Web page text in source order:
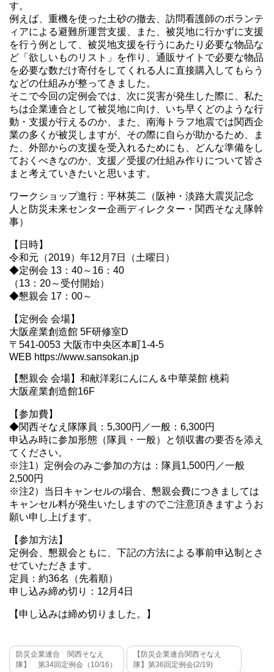
す。
例えば、重機を使った土砂の撤去、訪問看護師のボランテ
ィアによる避難所運営支援、また、被災地に行かずに支援
を行う例として、被災地支援を行うにあたり必要な物品な
ど「欲しいものリスト」を作り、通販サイトで必要な物品
を必要な数だけ寄付をしてくれる人に直接購入してもらう
などの仕組みが整ってきました。
そこで今回の定例会では、次に災害が発生した際に、私た
ちは企業連合として被災地に向け、いち早くどのような行
動・支援が行えるのか、また、南海トラフ地震では関西企
業の多くが被災しますが、その際に自らが助かるため、ま
た、外部からの支援を受入れるためにも、どんな準備をし
ておくべきなのか、支援／受援の仕組み作りについて皆さ
まと考えていきたいと思います。
ワークショップ進行：平林英二（阪神・淡路大震災記念
人と防災未来センター企画ディレクター・関西そなえ隊幹
事）
【日時】
令和元（2019）年12月7日（土曜日）
◆定例会 13：40～16：40
（13：20～受付開始）
◆懇親会 17：00～
【定例会 会場】
大阪産業創造館 5F研修室D
〒541-0053 大阪市中央区本町1-4-5
WEB https://www.sansokan.jp
【懇親会 会場】和献洋彩にんにん＆中華菜館 桃莉
大阪産業創造館16F
【参加費】
◆関西そなえ隊隊員：5,300円／一般：6,300円
申込み時に参加形態（隊員・一般）と領収書の要否を添え
てください。
※注1）定例会のみご参加の方は：隊員1,500円／一般
2,500円
※注2）当日キャンセルの場合、懇親会費につきましては
キャンセル料が発生いたしますのでご注意頂きますようお
願い申し上げます。
【参加方法】
定例会、懇親会ともに、下記の方法による事前申込制とさ
せていただきます。
定員：約36名（先着順）
申し込み締め切り：12月4日
【申し込みは締め切りました。】
防災企業連合 関西そなえ
隊】 第34回定例会（10/16）
【防災企業連合関西そなえ
隊】第36回定例会(2/19)